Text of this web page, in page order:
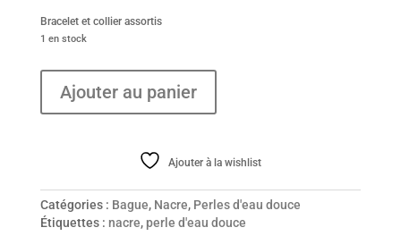
Bracelet et collier assortis
1 en stock
Bague
Ajouter au panier
Ajouter à la wishlist
Catégories : Bague, Nacre, Perles d'eau douce
Étiquettes : nacre, perle d'eau douce